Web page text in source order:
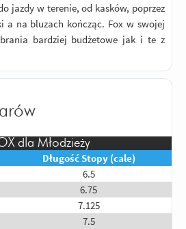
jazdy w terenie, od kasków, poprzez
a na bluzach kończąc. Fox w swojej
bardziej budżetowe jak i te z
dla Młodzieży
Długość Stopy (cale)
6.5
6.75
7.125
7.5